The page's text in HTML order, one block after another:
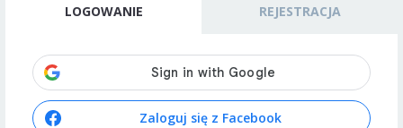
LOGOWANIE REJESTRACJA
Zaloguj się z Facebook